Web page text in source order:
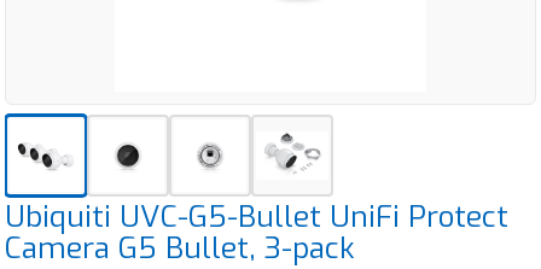
Ubiquiti UVC-G5-Bullet UniFi Protect
Camera G5 Bullet, 3-pack